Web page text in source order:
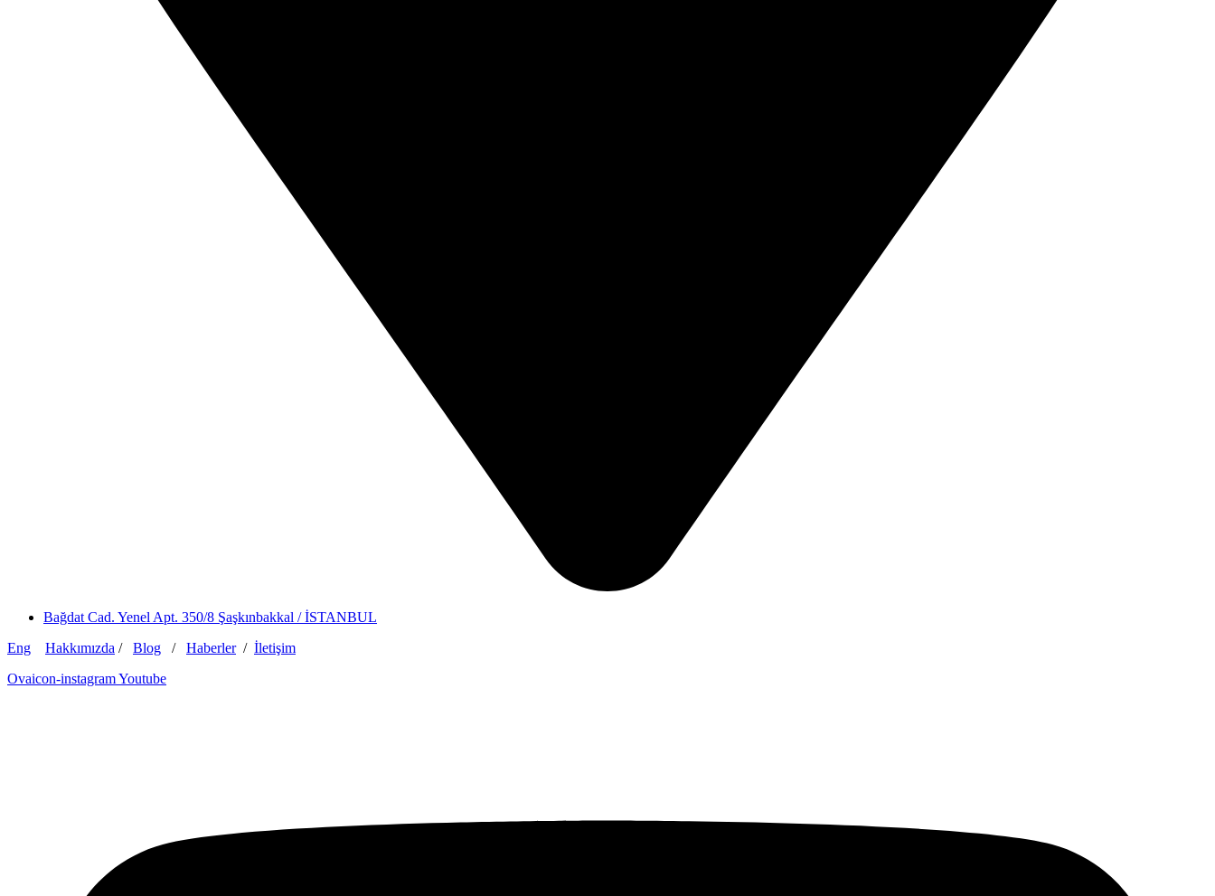
Bağdat Cad. Yenel Apt. 350/8 Şaşkınbakkal / İSTANBUL
Eng
Hakkımızda / Blog / Haberler/ İletişim
Ovaicon-instagramYoutube